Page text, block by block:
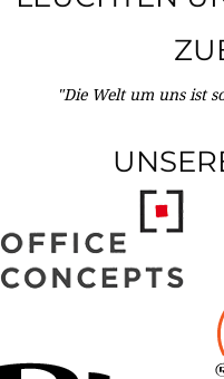
"Die Welt um uns ist